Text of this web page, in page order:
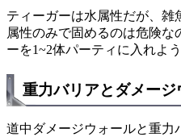
ティーガーは水属性だが、雑
属性のみで固めるのは危険な
ーを1~2体パーティに入れよう
重力バリアとダメー
道中ダメージウォールと重力